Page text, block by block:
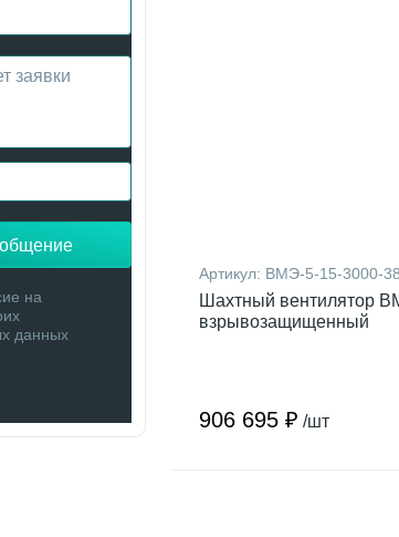
на
данных
Артикул: ВМЭ-5-15-3000-
Шахтный вентилятор
взрывозащищенный
906 695 ₽ /шт